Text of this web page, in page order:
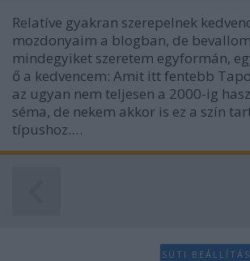
Relatíve gyakran szerepelnek
mozdonyaim a blogban, de
mindegyiket szeretem egyformán,
ő a kedvencem: Amit itt fentebb
az ugyan nem teljesen a 2000-ig
séma, de nekem akkor is ez a szín
típushoz.…
SÜTI